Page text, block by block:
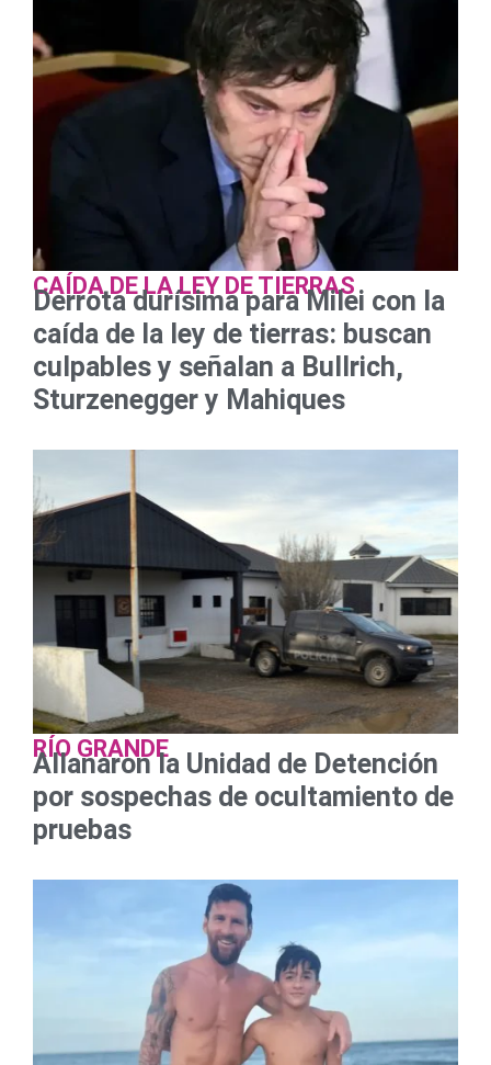
CAÍDA DE LA LEY DE TIERRAS
Derrota durísima para Milei con la
caída de la ley de tierras: buscan
culpables y señalan a Bullrich,
Sturzenegger y Mahiques
RÍO GRANDE
Allanaron la Unidad de Detención
por sospechas de ocultamiento de
pruebas